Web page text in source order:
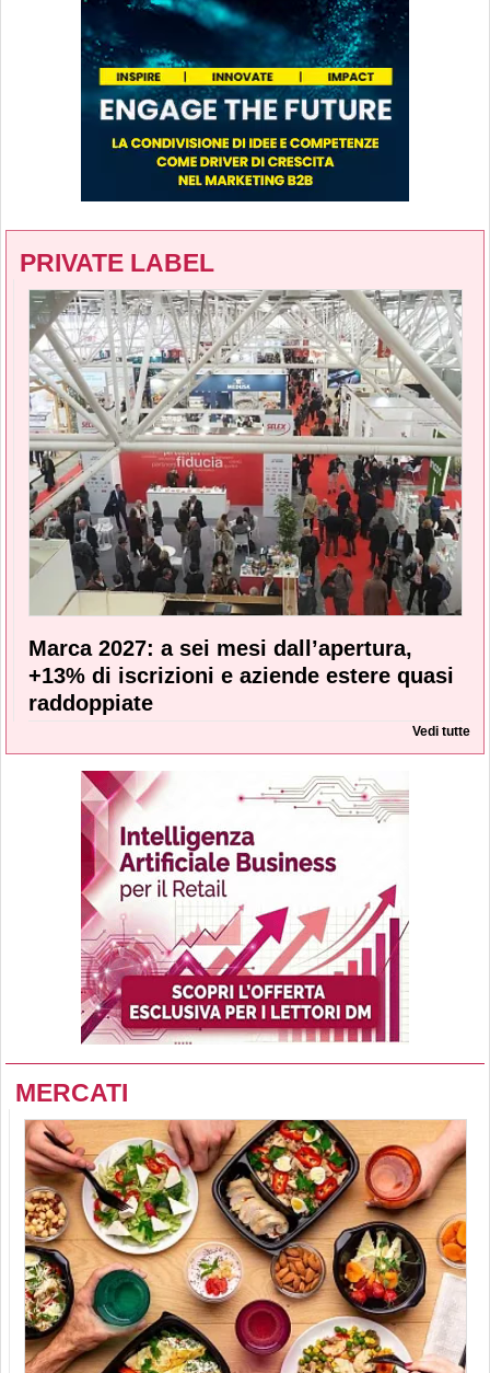
PRIVATE LABEL
Marca 2027: a sei mesi dall’apertura,
+13% di iscrizioni e aziende estere quasi
raddoppiate
Vedi tutte
MERCATI